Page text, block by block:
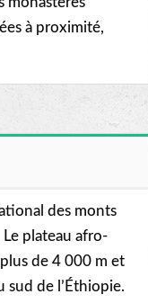
à proximité,
des monts
Le plateau afro-
de 4 000 m et
sud de l’Éthiopie.